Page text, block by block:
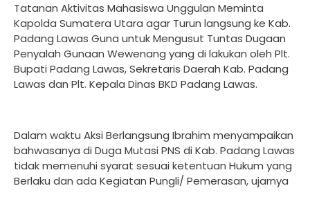
Tatanan Aktivitas Mahasiswa Unggulan Meminta
Kapolda Sumatera Utara agar Turun langsung ke Kab.
Padang Lawas Guna untuk Mengusut Tuntas Dugaan
Penyalah Gunaan Wewenang yang di lakukan oleh Plt.
Bupati Padang Lawas, Sekretaris Daerah Kab. Padang
Lawas dan Plt. Kepala Dinas BKD Padang Lawas.
Dalam waktu Aksi Berlangsung Ibrahim menyampaikan
bahwasanya di Duga Mutasi PNS di Kab. Padang Lawas
tidak memenuhi syarat sesuai ketentuan Hukum yang
Berlaku dan ada Kegiatan Pungli/ Pemerasan, ujarnya